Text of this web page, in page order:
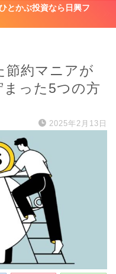
とかぶ投資なら日興フ
節約マニアが
った5つの方
2025年2月13日